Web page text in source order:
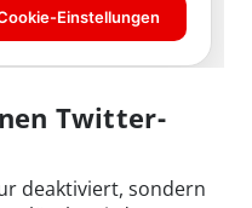
Twitter-
deaktiviert, sondern